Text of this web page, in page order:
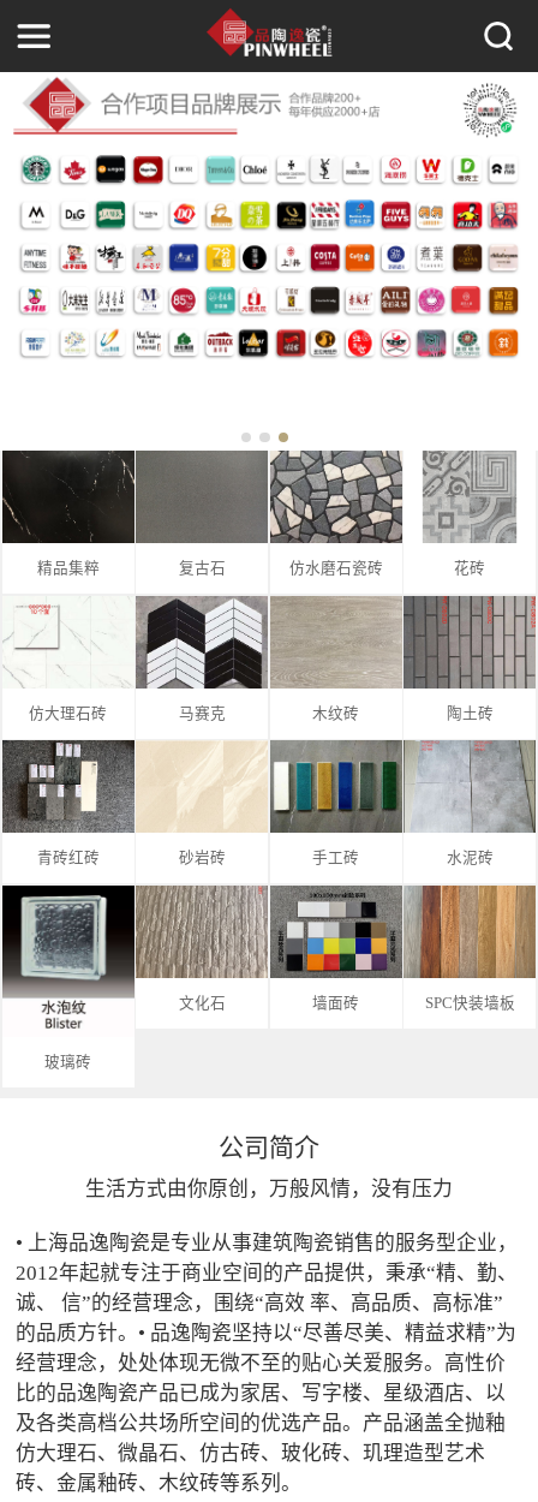
精品集粹 复古石 仿水磨石瓷砖 花砖
仿大理石砖 马赛克 木纹砖 陶土砖
青砖红砖 砂岩砖 手工砖 水泥砖
玻璃砖
文化石 墙面砖 SPC快装墙板
公司简介
生活方式由你原创，万般风情，没有压力
• 上海品逸陶瓷是专业从事建筑陶瓷销售的服务型企业，
2012年起就专注于商业空间的产品提供，秉承“精、勤、
诚、 信”的经营理念，围绕“高效 率、高品质、高标准”
的品质方针。• 品逸陶瓷坚持以“尽善尽美、精益求精”为
经营理念，处处体现无微不至的贴心关爱服务。高性价
比的品逸陶瓷产品已成为家居、写字楼、星级酒店、以
及各类高档公共场所空间的优选产品。产品涵盖全抛釉
仿大理石、微晶石、仿古砖、玻化砖、玑理造型艺术
砖、金属釉砖、木纹砖等系列。